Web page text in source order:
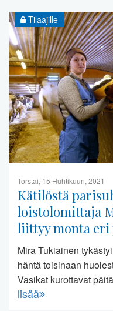
Tilaajille
Torstai, 15 Huhtikuun, 2021
Kätilöstä
loistolomittaja
liittyy monta eri
Mira Tukiainen
häntä toisinaan
Vasikat kurottavat
lisää